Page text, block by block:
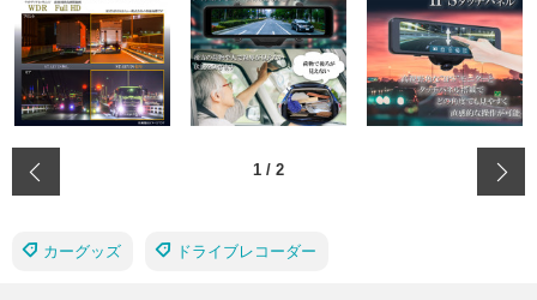
1 / 2
カーグッズ ドライブレコーダー